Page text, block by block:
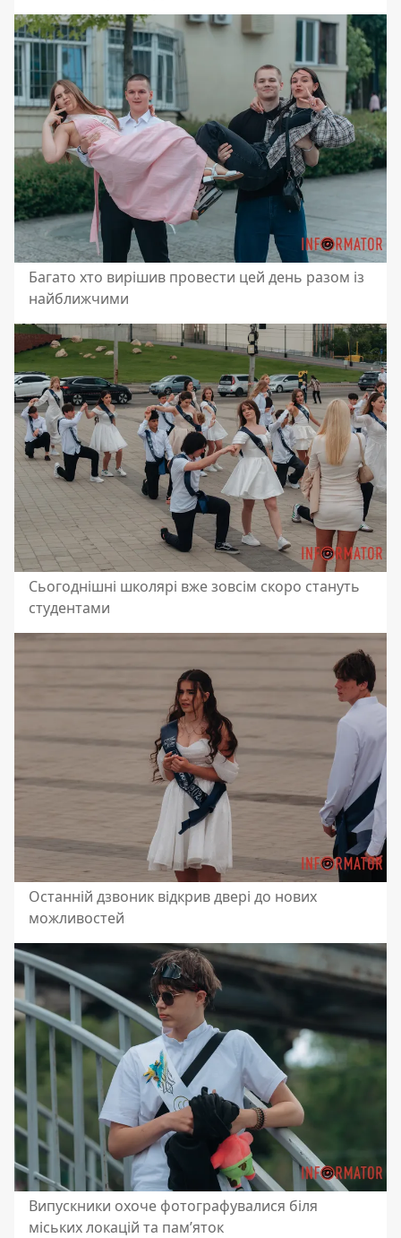
Багато хто вирішив провести цей день разом із
найближчими
Сьогоднішні школярі вже зовсім скоро стануть
студентами
Останній дзвоник відкрив двері до нових
можливостей
Випускники охоче фотографувалися біля
міських локацій та пам’яток